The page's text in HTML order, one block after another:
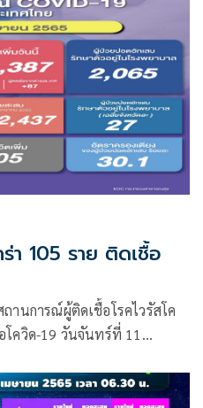
า 105 ราย ติดเชื้อ
านการณ์ผู้ติดเชื้อโรคไวรัสโค
โควิด-19 วันจันทร์ที่ 11